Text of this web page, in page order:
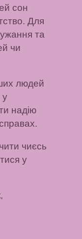
сон
Для
та
чи
людей
у
надію
чиєсь
у